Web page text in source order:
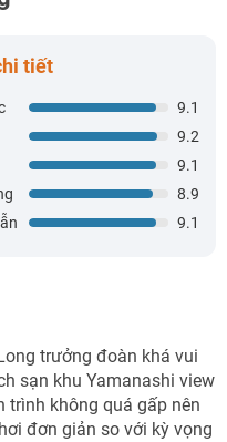
tiết
9.1
9.2
9.1
8.9
9.1
trưởng đoàn khá vui
sạn khu Yamanashi view
trình không quá gấp nên
đơn giản so với kỳ vọng